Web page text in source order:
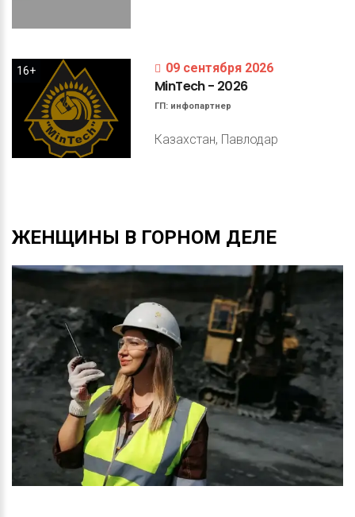
16+ 09 сентября 2026
MinTech- 2026
ГП: инфопартнер
Казахстан, Павлодар
ЖЕНЩИНЫ В ГОРНОМ ДЕЛЕ